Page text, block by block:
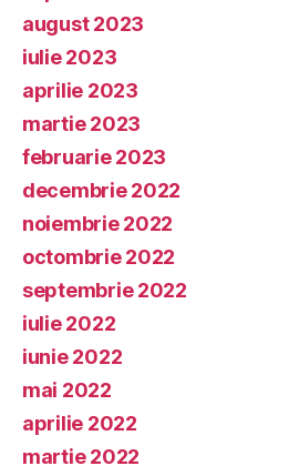
august 2023
iulie 2023
aprilie 2023
martie 2023
februarie 2023
decembrie 2022
noiembrie 2022
octombrie 2022
septembrie 2022
iulie 2022
iunie 2022
mai 2022
aprilie 2022
martie 2022